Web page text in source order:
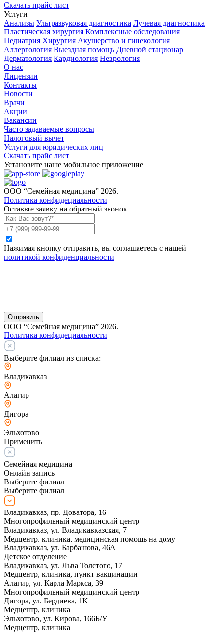
Скачать прайс лист
Услуги
Анализы Ультразвуковая диагностика Лучевая диагностика
Пластическая хирургия Комплексные обследования
Педиатрия Хирургия Акушерство и гинекология
Аллергология Выездная помощь Дневной стационар
Дерматология Кардиология Неврология
О нас
Лицензии
Контакты
Новости
Врачи
Акции
Вакансии
Часто задаваемые вопросы
Налоговый вычет
Услуги для юридических лиц
Скачать прайс лист
Установите наше мобильное приложение
ООО “Семейная медицина” 2026.
Политика конфидециальности
Оставьте заявку на обратный звонок
Нажимая кнопку отправить, вы соглашаетесь с нашей
политикой конфиденциальности
Отправить
ООО “Семейная медицина” 2026.
Политика конфидециальности
Выберите филиал из списка:
Владикавказ
Алагир
Дигора
Эльхотово
Применить
Семейная медицина
Онлайн запись
Выберите филиал
Выберите филиал
Владикавказ, пр. Доватора, 16
Многопрофильный медицинский центр
Владикавказ, ул. Владикавказская, 7
Медцентр, клиника, медицинская помощь на дому
Владикавказ, ул. Барбашова, 46А
Детское отделение
Владикавказ, ул. Льва Толстого, 17
Медцентр, клиника, пункт вакцинации
Алагир, ул. Карла Маркса, 39
Многопрофильный медицинский центр
Дигора, ул. Бердиева, 1К
Медцентр, клиника
Эльхотово, ул. Кирова, 166Б/У
Медцентр, клиника